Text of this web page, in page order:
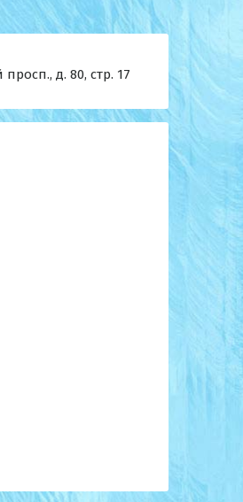
д. 80, стр. 17